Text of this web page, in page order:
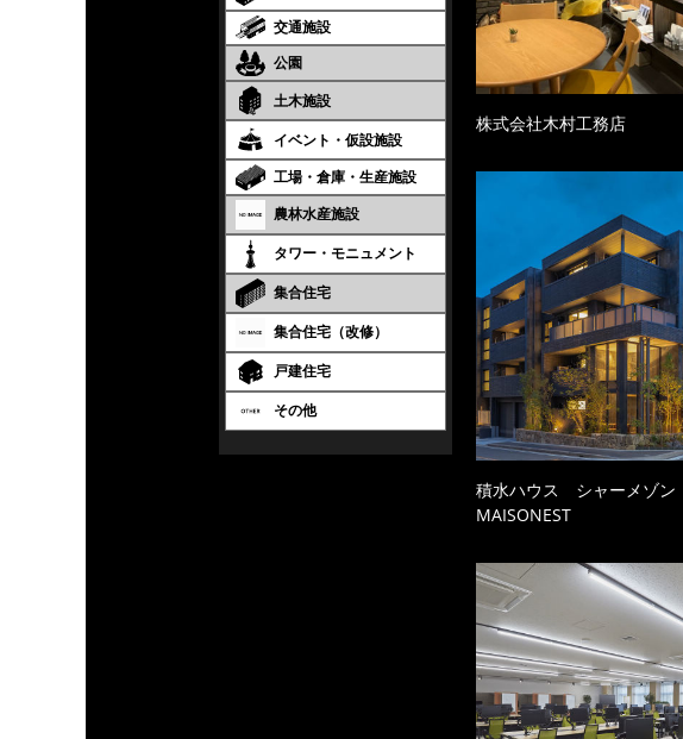
交通施設
公園
土木施設
イベント・仮設施設
工場・倉庫・生産施設
農林水産施設
タワー・モニュメント
集合住宅
集合住宅（改修）
戸建住宅
その他
株式会社木村工務店
積水ハウス シャーメゾン
MAISONEST